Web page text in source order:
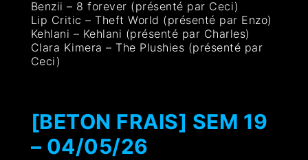
Benzii – 8 forever (présenté par Ceci)
Lip Critic – Theft World (présenté par Enzo)
Kehlani – Kehlani (présenté par Charles)
Clara Kimera – The Plushies (présenté par
Ceci)
[BETON FRAIS] SEM 19
– 04/05/26